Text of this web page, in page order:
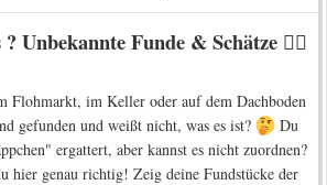
? Unbekannte Funde & Schätze 🕵️‍♀️
Flohmarkt, im Keller oder auf dem Dachboden
gefunden und weißt nicht, was es ist?
Du
ergattert, aber kannst es nicht zuordnen?
hier genau richtig! Zeig deine Fundstücke der